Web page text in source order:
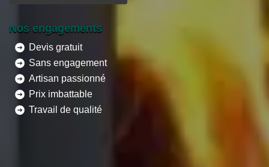
Nos engagements
Devis gratuit
Sans engagement
Artisan passionné
Prix imbattable
Travail de qualité